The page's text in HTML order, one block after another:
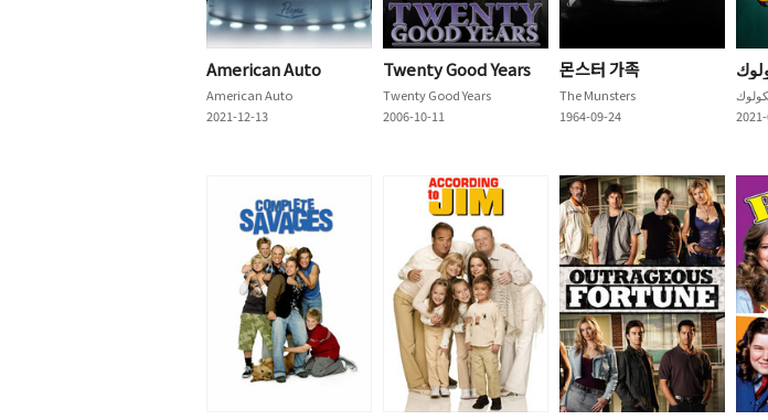
American Auto
American Auto
2021-12-13
Twenty Good Years
Twenty Good Years
2006-10-11
몬스터 가족
The Munsters
1964-09-24